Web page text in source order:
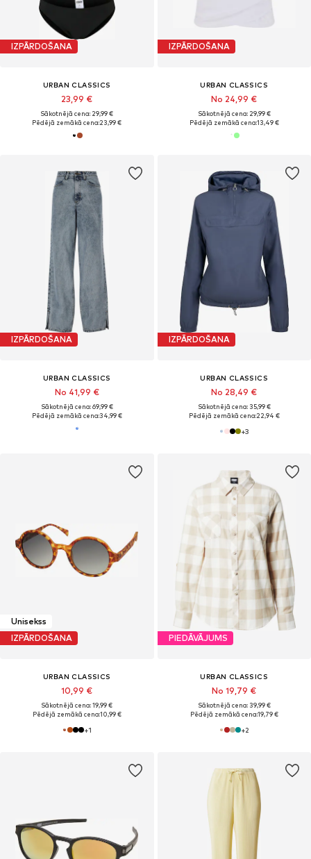
IZPĀRDOŠANA
URBAN CLASSICS
23,99 €
Sākotnējā cena: 29,99 €
Pēdējā zemākā cena:23,99 €
IZPĀRDOŠANA
URBAN CLASSICS
No 24,99 €
Sākotnējā cena: 29,99 €
Pēdējā zemākā cena:13,49 €
IZPĀRDOŠANA
URBAN CLASSICS
No 41,99 €
Sākotnējā cena: 69,99 €
Pēdējā zemākā cena:34,99 €
IZPĀRDOŠANA
URBAN CLASSICS
No 28,49 €
Sākotnējā cena: 35,99 €
Pēdējā zemākā cena:22,94 €
+3
Unisekss
IZPĀRDOŠANA
URBAN CLASSICS
10,99 €
Sākotnējā cena: 19,99 €
Pēdējā zemākā cena:10,99 €
+1
PIEDĀVĀJUMS
URBAN CLASSICS
No 19,79 €
Sākotnējā cena: 39,99 €
Pēdējā zemākā cena:19,79 €
+2